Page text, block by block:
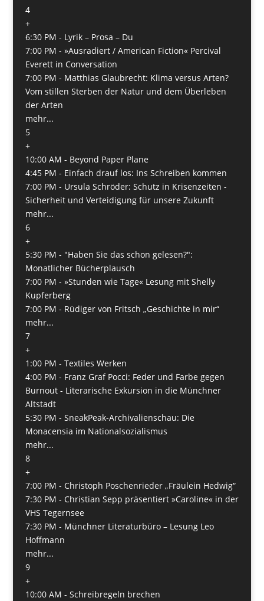
4
+
6:30 PM - Lyrik – Prosa – Du
7:00 PM - »Ausradiert / American Fiction« Percival
Everett in Conversation
7:00 PM - Matthias Glaubrecht: Klima versus Arten?
Vom stillen Sterben der Natur und dem Überleben
der Arten
mehr...
5
+
10:00 AM - Beyond Paper Plane
4:45 PM - Einfach drauf los: Ins Schreiben kommen
7:00 PM - Ursula Schröder: Schutz in Krisenzeiten -
Sicherheit und Verteidigung für unsere Zukunft
mehr...
6
+
5:30 PM - "Haben Sie das schon gelesen?":
Monatlicher Bücherplausch
7:00 PM - »Stunden wie Tage« Lesung mit Shelly
Kupferberg
7:00 PM - Rüdiger von Fritsch „Geschichte in mir“
mehr...
7
+
1:00 PM - Textiles Werken
4:00 PM - Franz Graf Pocci: Feder und Farbe gegen
Burnout - Literarische Exkursion in die Münchner
Altstadt
5:30 PM - SneakPeak-Archivalienschau: Die
Monacensia im Nationalsozialismus
mehr...
8
+
7:00 PM - Christoph Poschenrieder „Fräulein Hedwig“
7:30 PM - Christian Sepp präsentiert »Caroline« in der
VHS Tegernsee
7:30 PM - Münchner Literaturbüro – Lesung Leo
Hoffmann
mehr...
9
+
10:00 AM - Schreibregeln brechen